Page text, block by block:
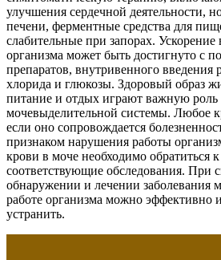
улучшения сердечной деятельности,
печени, ферментные средства для
слабительные при запорах.
организма может быть достигнуто с
препаратов, внутривенного введения
хлорида и глюкозы. Здоровый образ
питание и отдых играют важную роль
мочевыделительной системы. Любое
если оно сопровождается
признаком нарушения работы
крови в моче необходимо обратиться
соответствующие обследования. При
обнаружении и лечении заболевания
работе организма можно эффективно
устранить.